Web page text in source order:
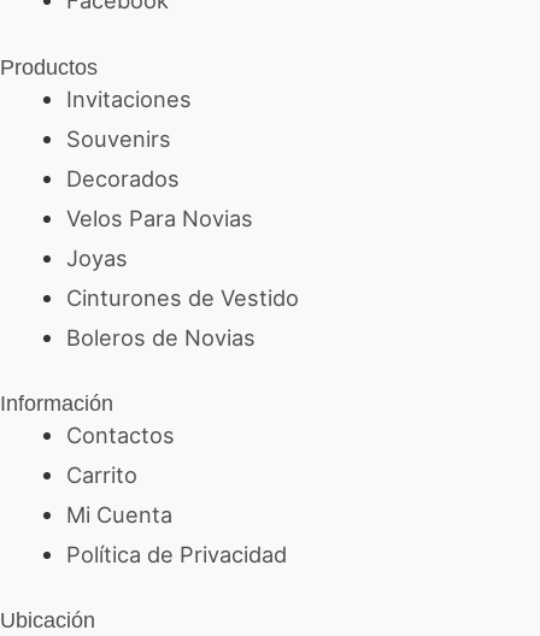
Productos
Invitaciones
Souvenirs
Decorados
Velos Para Novias
Joyas
Cinturones de Vestido
Boleros de Novias
Información
Contactos
Carrito
Mi Cuenta
Política de Privacidad
Ubicación